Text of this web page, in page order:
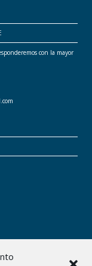
con la mayor